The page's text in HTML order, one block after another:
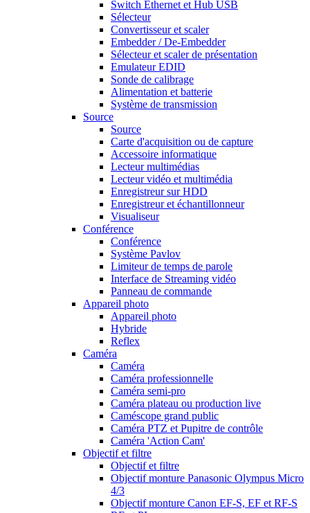
Switch Ethernet et Hub USB
Sélecteur
Convertisseur et scaler
Embedder / De-Embedder
Sélecteur et scaler de présentation
Emulateur EDID
Sonde de calibrage
Alimentation et batterie
Système de transmission
Source
Source
Carte d'acquisition ou de capture
Accessoire informatique
Lecteur multimédias
Lecteur vidéo et multimédia
Enregistreur sur HDD
Enregistreur et échantillonneur
Visualiseur
Conférence
Conférence
Système Pavlov
Limiteur de temps de parole
Interface de Streaming vidéo
Panneau de commande
Appareil photo
Appareil photo
Hybride
Reflex
Caméra
Caméra
Caméra professionnelle
Caméra semi-pro
Caméra plateau ou production live
Caméscope grand public
Caméra PTZ et Pupitre de contrôle
Caméra 'Action Cam'
Objectif et filtre
Objectif et filtre
Objectif monture Panasonic Olympus Micro
4/3
Objectif monture Canon EF-S, EF et RF-S